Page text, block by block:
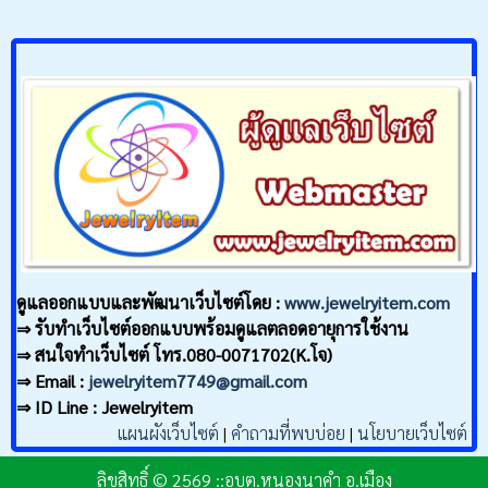
ดูแลออกแบบและพัฒนาเว็บไซต์โดย :www.jewelryitem.com
⇒ รับทำเว็บไซต์ออกแบบพร้อมดูแลตลอดอายุการใช้งาน
⇒ สนใจทำเว็บไซต์ โทร.080-0071702(K.โจ)
⇒ Email : jewelryitem7749@gmail.com
⇒ ID Line : Jewelryitem
แผนผังเว็บไซต์ | คำถามที่พบบ่อย | นโยบายเว็บไซต์
ลิขสิทธิ์ © 2569 ::อบต.หนองนาคำ อ.เมือง